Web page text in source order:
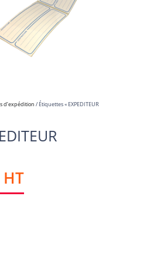
d’expédition / Étiquettes « EXPEDITEUR
HT